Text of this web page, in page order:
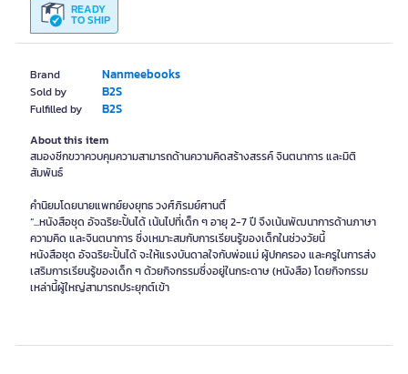
Brand Nanmeebooks
Sold by B2S
Fulfilled by B2S
READY
TO SHIP
About this item
สมองซีกขวาควบคุมความสามารถด้านความคิดสร้างสรรค์ จินตนาการ และมิติ
สัมพันธ์
คำนิยมโดยนายแพทย์ยงยุทธ วงศ์ภิรมย์ศานติ์
“...หนังสือชุด อัจฉริยะปั้นได้ เน้นไปที่เด็ก ๆ อายุ 2-7 ปี จึงเน้นพัฒนาการด้านภาษา
ความคิด และจินตนาการ ซึ่งเหมาะสมกับการเรียนรู้ของเด็กในช่วงวัยนี้
หนังสือชุด อัจฉริยะปั้นได้ จะให้แรงบันดาลใจกับพ่อแม่ ผู้ปกครอง และครูในการส่ง
เสริมการเรียนรู้ของเด็ก ๆ ด้วยกิจกรรมซึ่งอยู่ในกระดาษ (หนังสือ) โดยกิจกรรม
เหล่านี้ผู้ใหญ่สามารถประยุกต์เข้า